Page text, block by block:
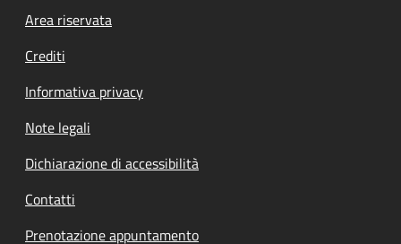
Footer menu
Area riservata
Crediti
Informativa privacy
Note legali
Dichiarazione di accessibilità
Contatti
Prenotazione appuntamento